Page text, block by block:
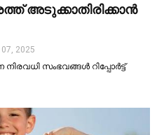
അടുക്കാതിരിക്കാൻ
2025
നിരവധി സംഭവങ്ങള്‍ റിപ്പോർട്ട്